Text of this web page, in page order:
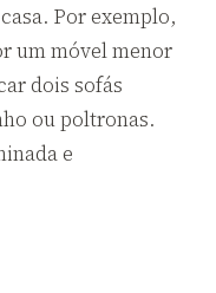
Por exemplo,
um móvel menor
dois sofás
ou poltronas.
e